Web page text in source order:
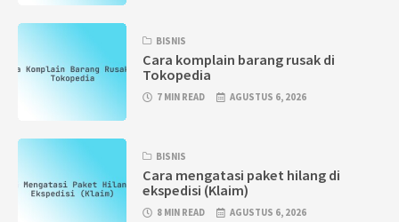
BISNIS
Cara komplain barang rusak di
Tokopedia
7 MIN READ AGUSTUS 6, 2026
BISNIS
Cara mengatasi paket hilang di
ekspedisi (Klaim)
8 MIN READ AGUSTUS 6, 2026